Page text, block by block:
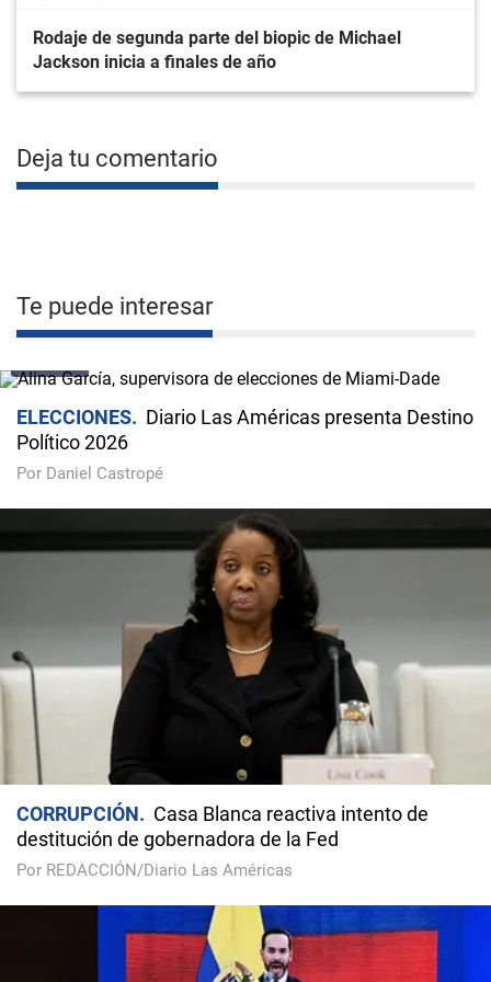
Rodaje de segunda parte del biopic de Michael
Jackson inicia a finales de año
Deja tu comentario
Te puede interesar
ELECCIONES
Diario Las Américas presenta Destino
Político 2026
Por Daniel Castropé
CORRUPCIÓN
Casa Blanca reactiva intento de
destitución de gobernadora de la Fed
Por REDACCIÓN/Diario Las Américas